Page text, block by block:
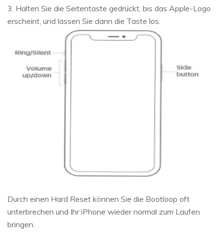
3. Halten Sie die Seitentaste gedrückt, bis das Apple-Logo
erscheint, und lassen Sie dann die Taste los.
Durch einen Hard Reset können Sie die Bootloop oft
unterbrechen und Ihr iPhone wieder normal zum Laufen
bringen.